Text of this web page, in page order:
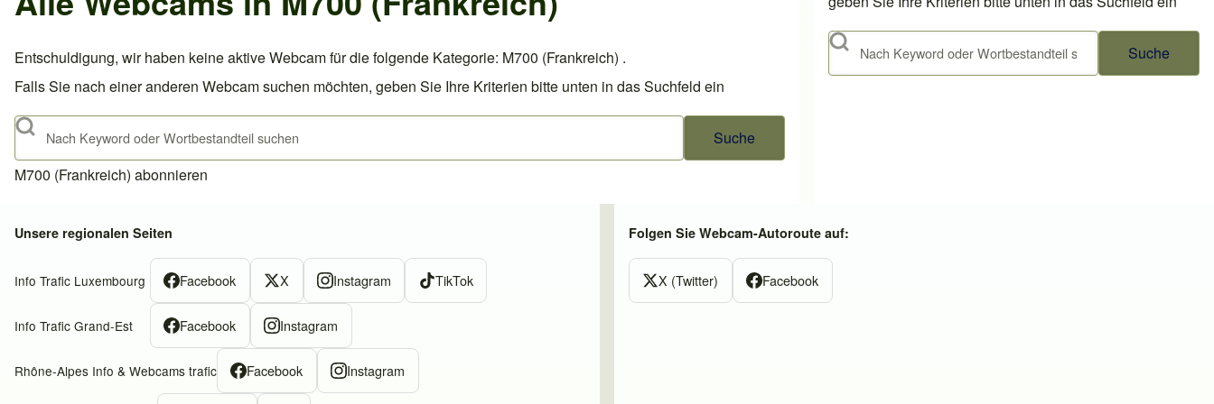
Entschuldigung, wir haben keine aktive Webcam für die folgende Kategorie: M700 (Frankreich) .
Falls Sie nach einer anderen Webcam suchen möchten, geben Sie Ihre Kriterien bitte unten in das Suchfeld ein
Suche
M700 (Frankreich) abonnieren
Suche
Unsere regionalen Seiten
Info Trafic Luxembourg Facebook X Instagram TikTok
Info Trafic Grand-Est Facebook Instagram
Rhône-Alpes Info & Webcams trafic Facebook Instagram
Folgen Sie Webcam-Autoroute auf:
X (Twitter) Facebook